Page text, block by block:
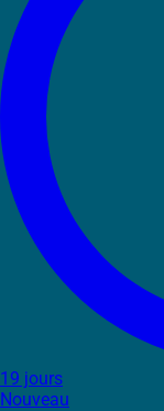
19 jours
Nouveau